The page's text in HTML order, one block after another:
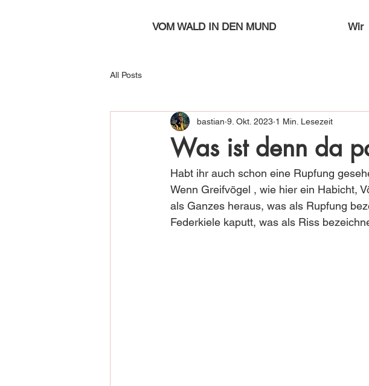
VOM WALD IN DEN MUND Wir
All Posts
Was ist denn da
bastian 9. Okt. 2023 1 Min. Lesezeit
Habt ihr auch schon eine Rupfung
Wenn Greifvögel , wie hier ein Habicht,
als Ganzes heraus, was als Rupfung
Federkiele kaputt, was als Riss